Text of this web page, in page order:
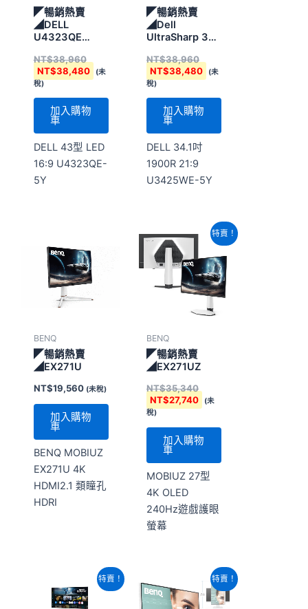
◤暢銷熱賣
◢DELL
U4323QE
4K USB-C HUB
顯示器
NT$38,960
NT$38,480
(未
稅)
加入購物
車
DELL 43型 LED
16:9 U4323QE-
5Y
◤暢銷熱賣
◢Dell
UltraSharp 34
Thunderbolt™
Hub 顯示器
NT$38,960
NT$38,480
(未
稅)
加入購物
車
DELL 34.1吋
1900R 21:9
U3425WE-5Y
BENQ
◤暢銷熱賣
◢EX271U
NT$19,560 (未稅)
加入購物
車
BENQ MOBIUZ
EX271U 4K
HDMI2.1 類瞳孔
HDRI
特賣！
BENQ
◤暢銷熱賣
◢EX271UZ
NT$35,340
格：
NT$35,340。
NT$27,740
格：
NT$27,740。
(未
稅)
加入購物
車
MOBIUZ 27型
4K OLED
240Hz遊戲護眼
螢幕
特賣！
始
價
目
前
特賣！
價
前
價